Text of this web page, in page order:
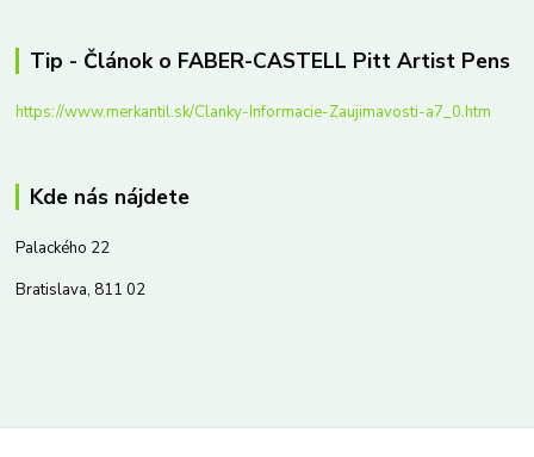
Tip - Článok o FABER-CASTELL Pitt Artist Pens
https://www.merkantil.sk/Clanky-Informacie-Zaujimavosti-a7_0.htm
Kde nás nájdete
Palackého 22
Bratislava, 811 02